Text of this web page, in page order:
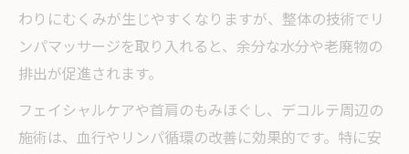
わりにむくみが生じやすくなりますが、整体の技術でリ
ンパマッサージを取り入れると、余分な水分や老廃物の
排出が促進されます。
フェイシャルケアや首肩のもみほぐし、デコルテ周辺の
施術は、血行やリンパ循環の改善に効果的です。特に安